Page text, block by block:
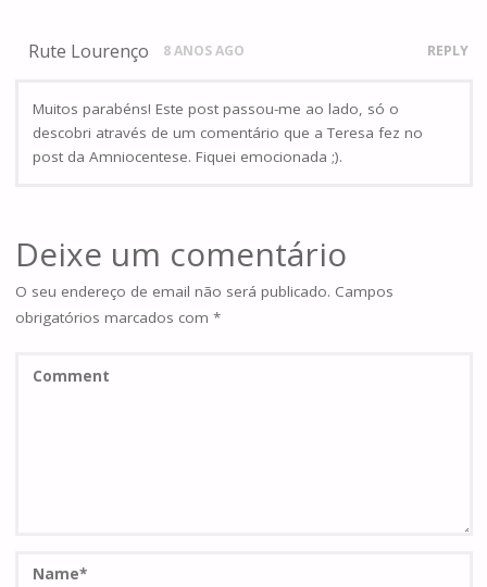
Rute Lourenço 8 ANOS AGO REPLY
Muitos parabéns! Este post passou-me ao lado, só o
descobri através de um comentário que a Teresa fez no
post da Amniocentese. Fiquei emocionada ;).
Deixe um comentário
O seu endereço de email não será publicado. Campos
obrigatórios marcados com *